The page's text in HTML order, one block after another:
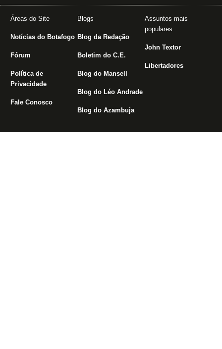
Áreas do Site
Notícias do Botafogo
Fórum
Política de
Privacidade
Fale Conosco
Blogs
Blog da Redação
Boletim do C.E.
Blog do Mansell
Blog do Léo Andrade
Blog do Azambuja
Assuntos mais
populares
John Textor
Libertadores